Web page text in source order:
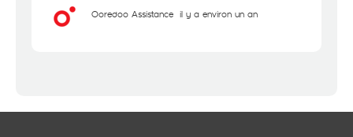
Ooredoo Assistance il y a environ un an